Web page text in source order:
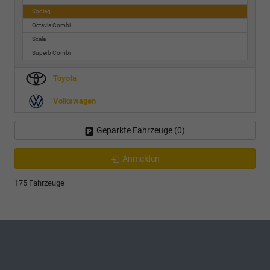
Kodiaq
Octavia Combi
Scala
Superb Combi
Toyota
Volkswagen
Geparkte Fahrzeuge (0)
Anmelden
175 Fahrzeuge